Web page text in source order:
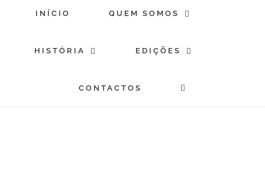
INÍCIO QUEM SOMOS
HISTÓRIA EDIÇÕES
CONTACTOS